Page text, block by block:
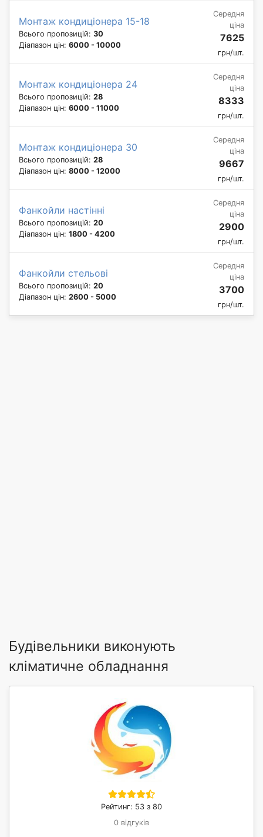
Монтаж кондиціонера 15-18
Всього пропозицій: 30
Діапазон цін: 6000 - 10000
Середня
ціна
7625
грн/шт.
Монтаж кондиціонера 24
Всього пропозицій: 28
Діапазон цін: 6000 - 11000
Середня
ціна
8333
грн/шт.
Монтаж кондиціонера 30
Всього пропозицій: 28
Діапазон цін: 8000 - 12000
Середня
ціна
9667
грн/шт.
Фанкойли настінні
Всього пропозицій: 20
Діапазон цін: 1800 - 4200
Середня
ціна
2900
грн/шт.
Фанкойли стельові
Всього пропозицій: 20
Діапазон цін: 2600 - 5000
Середня
ціна
3700
грн/шт.
Будівельники виконують
кліматичне обладнання
Рейтинг: 53 з 80
0 відгуків